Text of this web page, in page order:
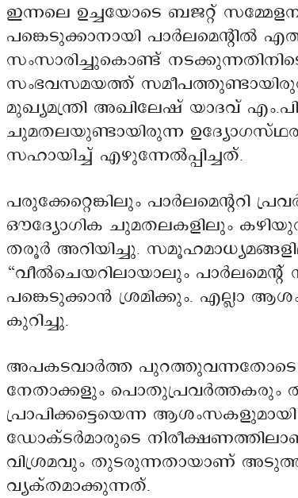
ഇന്നലെ ഉച്ചയോടെ ബജറ്റ്
പങ്കെടുക്കാനായി പാർലമെന്റിൽ
സംസാരിച്ചുകൊണ്ട്
സംഭവസമയത്ത്
മുഖ്യമന്ത്രി അഖിലേഷ് യാദവ്
ചുമതലയുണ്ടായിരുന്ന
സഹായിച്ച് എഴുന്നേൽപ്പിച്ചത്.
പരുക്കേറ്റെങ്കിലും പാർലമെന്ററി
ഔദ്യോഗിക ചുമതലകളിലും
തരൂർ അറിയിച്ചു.
“വീൽചെയറിലായാലും പാർലമെന്റ്
പങ്കെടുക്കാൻ ശ്രമിക്കും. എല്ലാ
കുറിച്ചു.
അപകടവാർത്ത പുറത്തുവന്നതോടെ
നേതാക്കളും പൊതുപ്രവർത്തകരും
പ്രാപിക്കട്ടെയെന്ന
ഡോക്ടർമാരുടെ
വിശ്രമവും തുടരുന്നതായാണ്
വ്യക്തമാക്കുന്നത്.